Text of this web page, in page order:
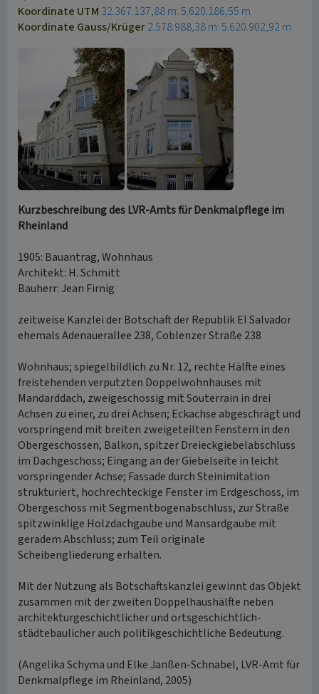
Koordinate UTM 32.367.137,88 m: 5.620.186,55 m
Koordinate Gauss/Krüger2.578.988,38 m: 5.620.902,92 m
Kurzbeschreibung des LVR-Amts für Denkmalpflege im
Rheinland
1905: Bauantrag, Wohnhaus
Architekt: H. Schmitt
Bauherr: Jean Firnig
zeitweise Kanzlei der Botschaft der Republik El Salvador
ehemals Adenauerallee 238, Coblenzer Straße 238
Wohnhaus; spiegelbildlich zu Nr. 12, rechte Hälfte eines
freistehenden verputzten Doppelwohnhauses mit
Mandarddach, zweigeschossig mit Souterrain in drei
Achsen zu einer, zu drei Achsen; Eckachse abgeschrägt und
vorspringend mit breiten zweigeteilten Fenstern in den
Obergeschossen, Balkon, spitzer Dreieckgiebelabschluss
im Dachgeschoss; Eingang an der Giebelseite in leicht
vorspringender Achse; Fassade durch Steinimitation
strukturiert, hochrechteckige Fenster im Erdgeschoss, im
Obergeschoss mit Segmentbogenabschluss, zur Straße
spitzwinklige Holzdachgaube und Mansardgaube mit
geradem Abschluss; zum Teil originale
Scheibengliederung erhalten.
Mit der Nutzung als Botschaftskanzlei gewinnt das Objekt
zusammen mit der zweiten Doppelhaushälfte neben
architekturgeschichtlicher und ortsgeschichtlich-
städtebaulicher auch politikgeschichtliche Bedeutung.
(Angelika Schyma und Elke Janßen-Schnabel, LVR-Amt für
Denkmalpflege im Rheinland, 2005)